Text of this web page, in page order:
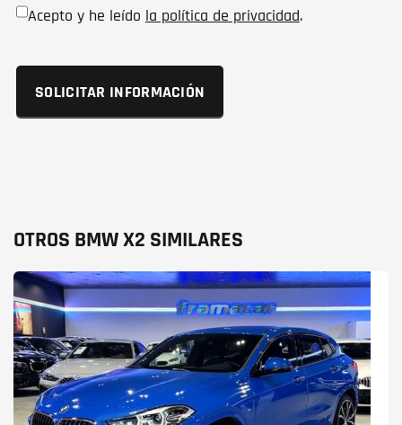
Acepto y he leído la política de privacidad.
OTROS BMW X2 SIMILARES